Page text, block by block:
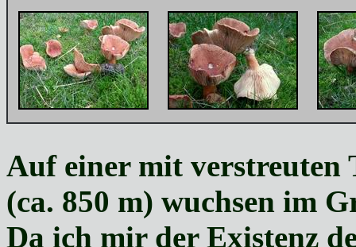
Auf einer mit verstreuten
(ca. 850 m) wuchsen im
Da ich mir der Existenz